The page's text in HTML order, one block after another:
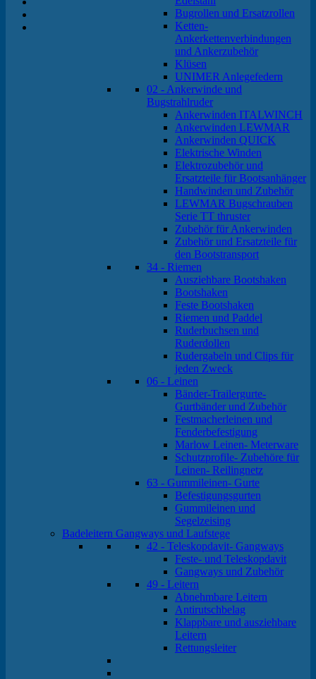
Bugrollen und Ersatzrollen
Ketten-
Ankerkettenverbindungen
und Ankerzubehör
Klüsen
UNIMER Anlegefedern
02 - Ankerwinde und
Bugstrahlruder
Ankerwinden ITALWINCH
Ankerwinden LEWMAR
Ankerwinden QUICK
Elektrische Winden
Elektrozubehör und
Ersatzteile für Bootsanhänger
Handwinden und Zubehör
LEWMAR Bugschrauben
Serie TT thruster
Zubehör für Ankerwinden
Zubehör und Ersatzteile für
den Bootstransport
34 - Riemen
Ausziehbare Bootshaken
Bootshaken
Feste Bootshaken
Riemen und Paddel
Ruderbuchsen und
Ruderdollen
Rudergabeln und Clips für
jeden Zweck
06 - Leinen
Bänder-Trailergurte-
Gurtbänder und Zubehör
Festmacherleinen und
Fenderbefestigung
Marlow Leinen- Meterware
Schutzprofile- Zubehöre für
Leinen- Reilingnetz
63 - Gummileinen- Gurte
Befestigungsgurten
Gummileinen und
Segelzeising
Badeleitern Gangways und Laufstege
42 - Teleskopdavit- Gangways
Feste- und Teleskopdavit
Gangways und Zubehör
49 - Leitern
Abnehmbare Leitern
Antirutschbelag
Klappbare und ausziehbare
Leitern
Rettungsleiter